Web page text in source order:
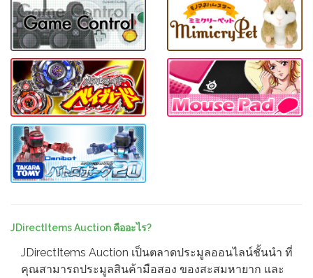
JDirectItems Auction คืออะไร?
JDirectItems Auction เป็นตลาดประมูลออนไลน์ชั้นนำ ที่
คุณสามารถประมูลสินค้ามือสอง ของสะสมหายาก และ